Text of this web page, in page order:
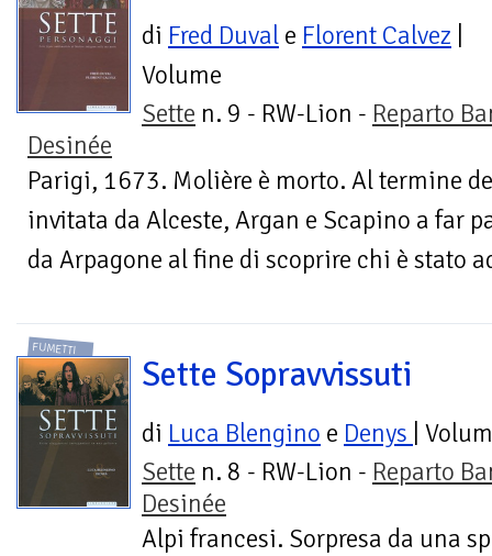
di Fred Duval e Florent Calvez
Volume
Sette n. 9 - RW-Lion - Reparto
Desinée
Parigi, 1673. Molière è morto. Al termine
invitata da Alceste, Argan e Scapino a far
da Arpagone al fine di scoprire chi è stato
FUMETTI
Sette Sopravvissuti
di Luca Blengino e Denys |
Sette n. 8 - RW-Lion - Reparto
Desinée
Alpi francesi. Sorpresa da una